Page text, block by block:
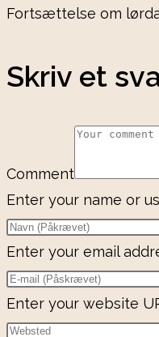
Fortsættelse om
Skriv et
Comment
Enter your name or
Enter your email
Enter your website